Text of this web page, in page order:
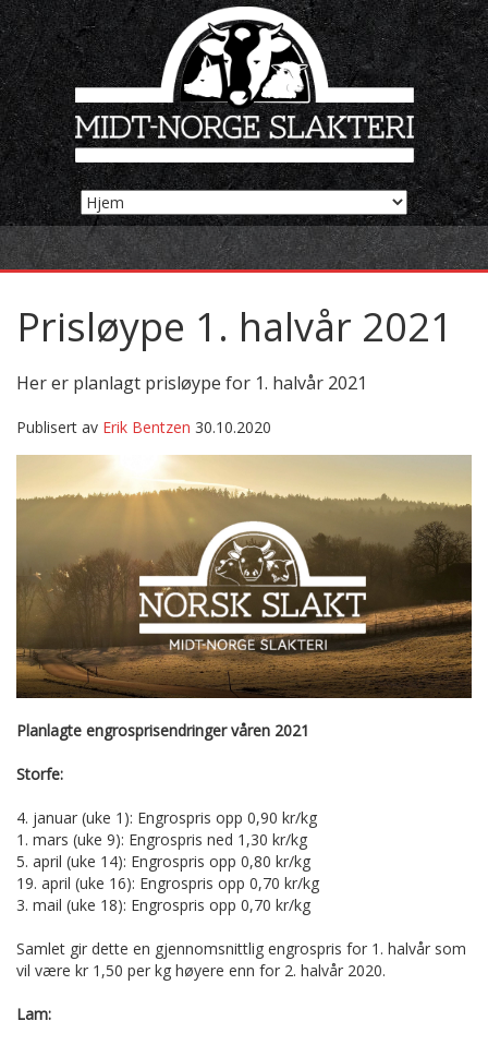
Prisløype 1. halvår 2021
Her er planlagt prisløype for 1. halvår 2021
Publisert av Erik Bentzen 30.10.2020
Planlagte engrosprisendringer våren 2021
Storfe:
4. januar (uke 1): Engrospris opp 0,90 kr/kg
1. mars (uke 9): Engrospris ned 1,30 kr/kg
5. april (uke 14): Engrospris opp 0,80 kr/kg
19. april (uke 16): Engrospris opp 0,70 kr/kg
3. mail (uke 18): Engrospris opp 0,70 kr/kg
Samlet gir dette en gjennomsnittlig engrospris for 1. halvår som
vil være kr 1,50 per kg høyere enn for 2. halvår 2020.
Lam: